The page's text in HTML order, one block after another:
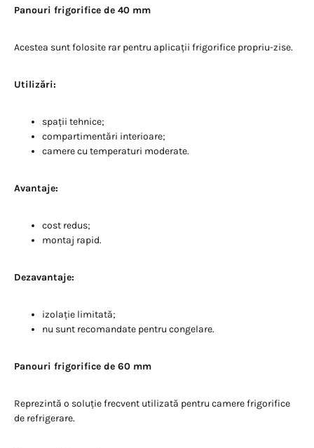
Panouri frigorifice de 40 mm
Acestea sunt folosite rar pentru aplicații frigorifice propriu-zise.
Utilizări:
spații tehnice;
compartimentări interioare;
camere cu temperaturi moderate.
Avantaje:
cost redus;
montaj rapid.
Dezavantaje:
izolație limitată;
nu sunt recomandate pentru congelare.
Panouri frigorifice de 60 mm
Reprezintă o soluție frecvent utilizată pentru camere frigorifice
de refrigerare.